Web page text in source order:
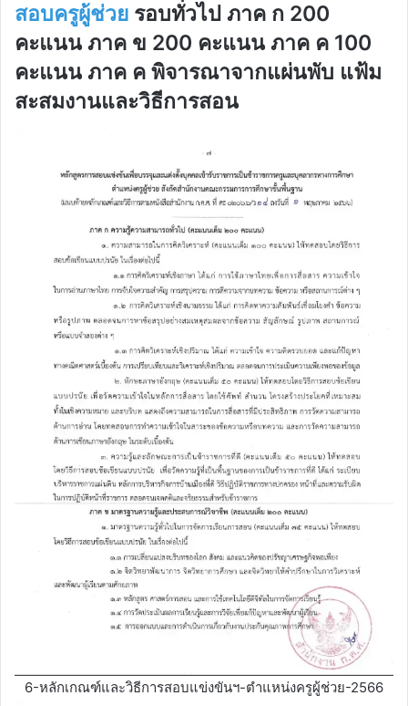
สอบครูผู้ช่วย รอบทั่วไป ภาค ก 200
คะแนน ภาค ข 200 คะแนน ภาค ค 100
คะแนน ภาค ค พิจารณาจากแผ่นพับ แฟ้ม
สะสมงานและวิธีการสอน
6-หลักเกณฑ์และวิธีการสอบแข่งขันฯ-ตำแหน่งครูผู้ช่วย-2566